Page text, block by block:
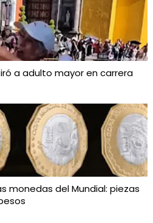
a adulto mayor en carrera
monedas del Mundial: piezas